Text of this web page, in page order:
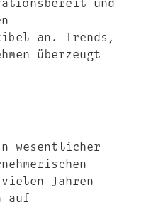
und
an. Trends,
überzeugt
wesentlicher
Jahren
auf